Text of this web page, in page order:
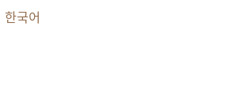
한국어